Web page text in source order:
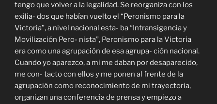
tengo que volver a la legalidad. Se reorganiza con los
exilia- dos que habían vuelto el “Peronismo para la
Victoria”, a nivel nacional esta- ba “Intransigencia y
Movilización Pero- nista”, Peronismo para la Victoria
era como una agrupación de esa agrupa- ción nacional.
Cuando yo aparezco, a mi me daban por desaparecido,
me con- tacto con ellos y me ponen al frente de la
agrupación como reconocimiento de mi trayectoria,
organizan una conferencia de prensa y empiezo a